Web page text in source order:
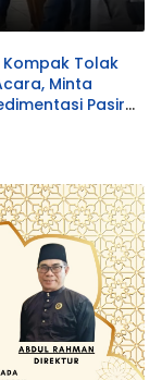
Tolak
Minta
Pasir